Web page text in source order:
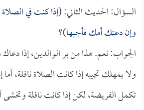
السؤال: الحديث الثاني: (إذا كنت في
وإن دعتك أمك فأجبها)؟
الجواب: نعم. هذا من بر الوالدين، إذا
ولا يمهلك تجيبه إذا كانت الصلاة نافلة،
تكمل الفريضة، لكن إذا كانت نافلة